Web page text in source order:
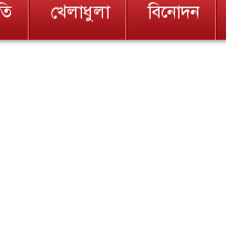
খেলাধুলা বিনোদন